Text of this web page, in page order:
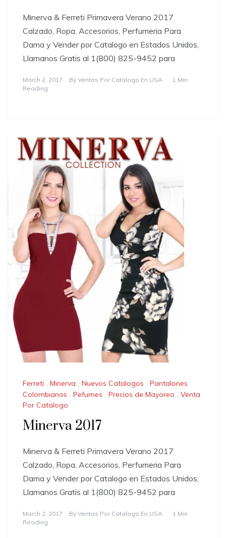
Minerva & Ferreti Primavera Verano 2017
Calzado, Ropa, Accesorios, Perfumeria Para
Dama y Vender por Catalogo en Estados Unidos,
Llamanos Gratis al 1(800) 825-9452 para
March 2, 2017 By Ventas Por Catalogo En USA
1 Min
Reading
Ferreti , Minerva , Nuevos Catalogos , Pantalones
Colombianos , Pefumes , Precios de Mayoreo , Venta
Por Catalogo
Minerva 2017
Minerva & Ferreti Primavera Verano 2017
Calzado, Ropa, Accesorios, Perfumeria Para
Dama y Vender por Catalogo en Estados Unidos,
Llamanos Gratis al 1(800) 825-9452 para
March 2, 2017 By Ventas Por Catalogo En USA
1 Min
Reading